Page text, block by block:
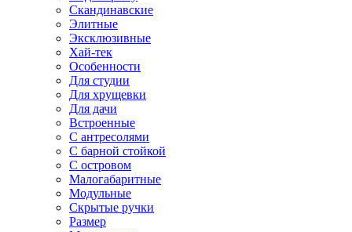
Скандинавские
Элитные
Эксклюзивные
Хай-тек
Особенности
Для студии
Для хрущевки
Для дачи
Встроенные
С антресолями
С барной стойкой
С островом
Малогабаритные
Модульные
Скрытые ручки
Размер